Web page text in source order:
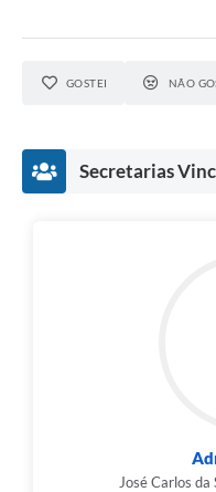
GOSTEI NÃO
Secretarias
José Carlos da